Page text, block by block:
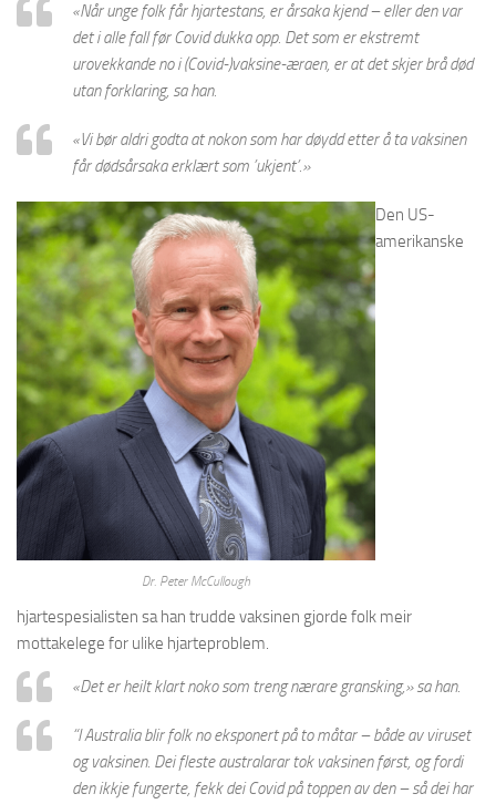
«Når unge folk får hjartestans, er årsaka kjend – eller den var
det i alle fall før Covid dukka opp. Det som er ekstremt
urovekkande no i (Covid-)vaksine-æraen, er at det skjer brå død
utan forklaring, sa han.
«Vi bør aldri godta at nokon som har døydd etter å ta vaksinen
får dødsårsaka erklært som ’ukjent’.»
Dr. Peter McCullough
Den US-
amerikanske
hjartespesialisten sa han trudde vaksinen gjorde folk meir
mottakelege for ulike hjarteproblem.
«Det er heilt klart noko som treng nærare gransking,» sa han.
“I Australiablir folk no eksponert på to måtar – både av viruset
og vaksinen. Dei fleste australarar tok vaksinen først, og fordi
den ikkje fungerte, fekk dei Covid på toppen av den – så dei har